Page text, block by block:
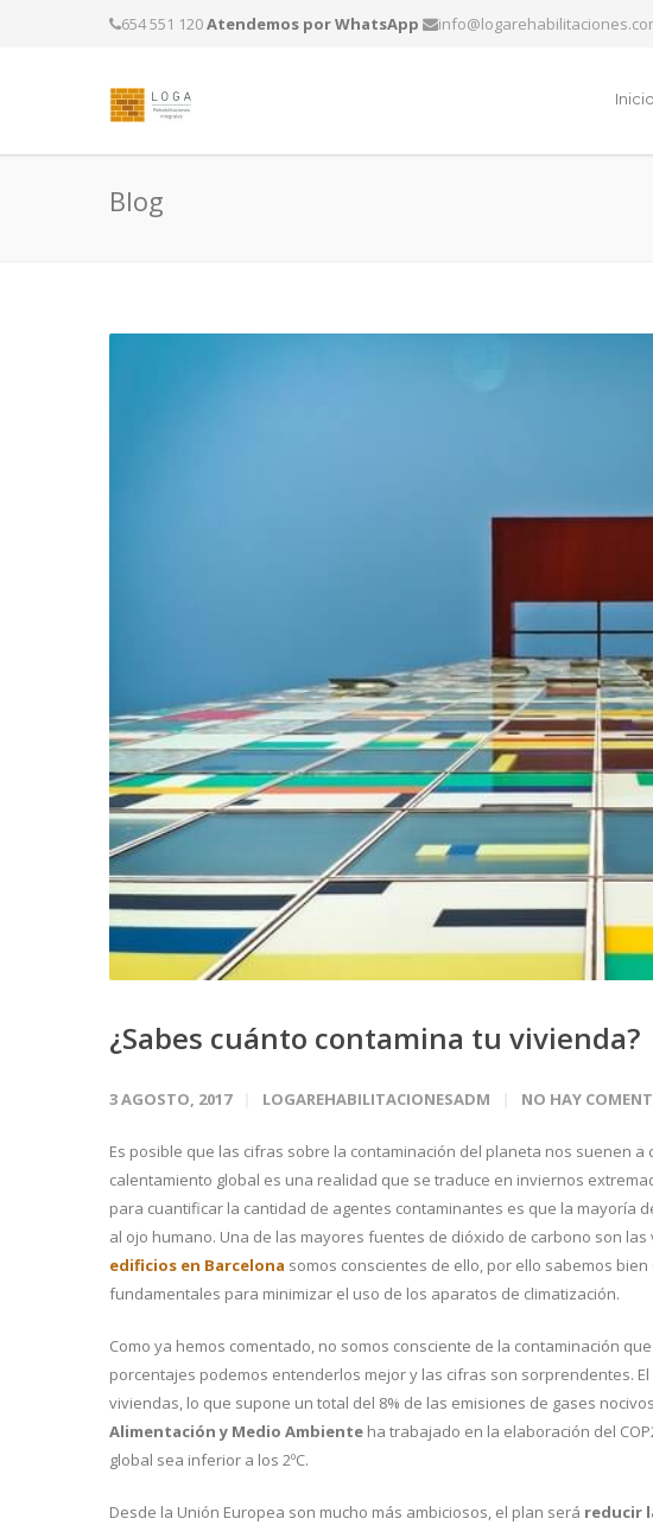
654 551 120Atendemos por WhatsApp
Inicio
Blog
¿Sabes cuánto contamina tu vivienda?
3 AGOSTO, 2017 LOGAREHABILITACIONESADM NO HAY
Es posible que las cifras sobre la contaminación del planeta nos suenen
calentamiento global es una realidad que se traduce en inviernos
para cuantificar la cantidad de agentes contaminantes es que la mayoría
al ojo humano. Una de las mayores fuentes de dióxido de carbono son
edificios en Barcelona somos conscientes de ello, por ello sabemos
fundamentales para minimizar el uso de los aparatos de climatización.
Como ya hemos comentado, no somos consciente de la contaminación
porcentajes podemos entenderlos mejor y las cifras son sorprendentes.
viviendas, lo que supone un total del 8% de las emisiones de gases
Alimentación y Medio Ambiente ha trabajado en la elaboración del
global sea inferior a los 2ºC.
Desde la Unión Europea son mucho más ambiciosos, el plan será reducir